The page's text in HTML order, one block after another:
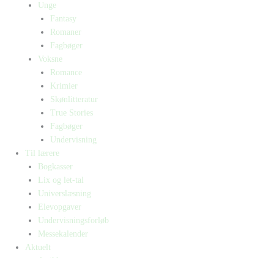
Unge
Fantasy
Romaner
Fagbøger
Voksne
Romance
Krimier
Skønlitteratur
True Stories
Fagbøger
Undervisning
Til lærere
Bogkasser
Lix og let-tal
Universlæsning
Elevopgaver
Undervisningsforløb
Messekalender
Aktuelt